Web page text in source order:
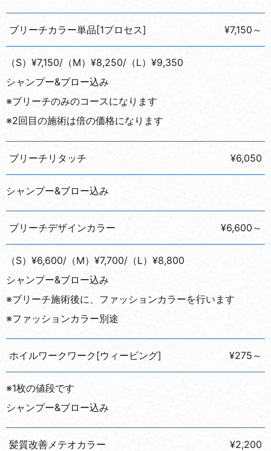
ブリーチカラー単品[1プロセス] ¥7,150～
（S）¥7,150/（M）¥8,250/（L）¥9,350
シャンプー&ブロー込み
※ブリーチのみのコースになります
※2回目の施術は倍の価格になります
ブリーチリタッチ ¥6,050
シャンプー&ブロー込み
ブリーチデザインカラー ¥6,600～
（S）¥6,600/（M）¥7,700/（L）¥8,800
シャンプー&ブロー込み
※ブリーチ施術後に、ファッションカラーを行います
※ファッションカラー別途
ホイルワークワーク[ウィービング] ¥275～
※1枚の値段です
シャンプー&ブロー込み
髪質改善メテオカラー ¥2,200